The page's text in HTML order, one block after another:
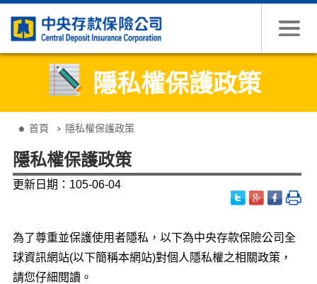
隱私權保護政策
首頁 隱私權保護政策
隱私權保護政策
更新日期：105-06-04
為了尊重並保護使用者隱私，以下為中央存款保險公司全
球資訊網站(以下簡稱本網站)對個人隱私權之相關政策，
請您仔細閱讀。